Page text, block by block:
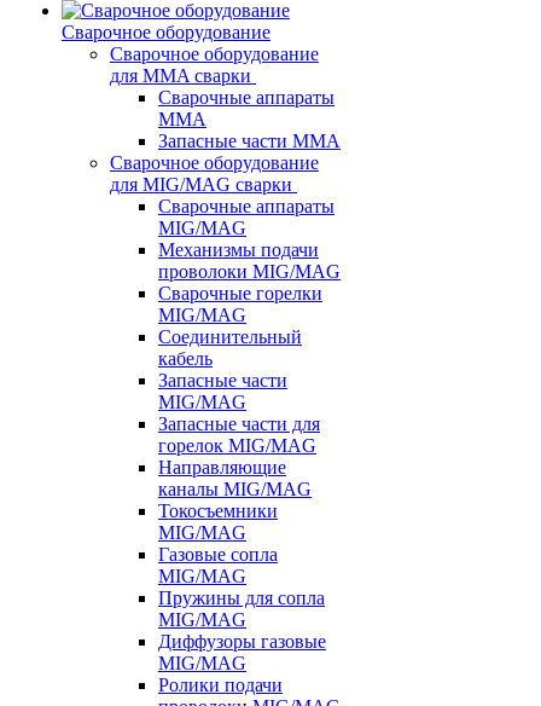
Сварочное оборудование
Сварочное оборудование
для MMA сварки
Сварочные аппараты
MMA
Запасные части MMA
Сварочное оборудование
для MIG/MAG сварки
Сварочные аппараты
MIG/MAG
Механизмы подачи
проволоки MIG/MAG
Сварочные горелки
MIG/MAG
Соединительный
кабель
Запасные части
MIG/MAG
Запасные части для
горелок MIG/MAG
Направляющие
каналы MIG/MAG
Токосъемники
MIG/MAG
Газовые сопла
MIG/MAG
Пружины для сопла
MIG/MAG
Диффузоры газовые
MIG/MAG
Ролики подачи